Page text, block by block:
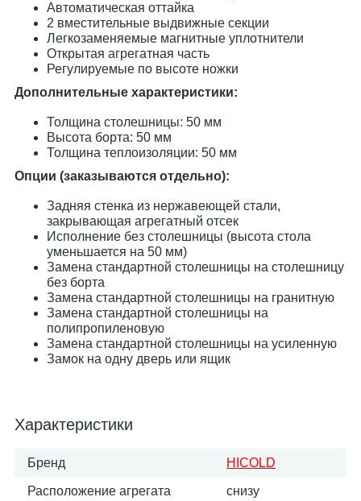
Автоматическая оттайка
2 вместительные выдвижные секции
Легкозаменяемые магнитные уплотнители
Открытая агрегатная часть
Регулируемые по высоте ножки
Дополнительные характеристики:
Толщина столешницы: 50 мм
Высота борта: 50 мм
Толщина теплоизоляции: 50 мм
Опции (заказываются отдельно):
Задняя стенка из нержавеющей стали,
закрывающая агрегатный отсек
Исполнение без столешницы (высота стола
уменьшается на 50 мм)
Замена стандартной столешницы на столешницу
без борта
Замена стандартной столешницы на гранитную
Замена стандартной столешницы на
полипропиленовую
Замена стандартной столешницы на усиленную
Замок на одну дверь или ящик
Характеристики
Бренд HICOLD
Расположение агрегата снизу